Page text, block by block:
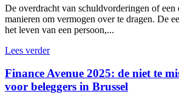
De overdracht van schuldvorderingen of
manieren om vermogen over te dragen. De
het leven van een persoon,...
Lees verder
Finance Avenue 2025: de niet te
voor beleggers in Brussel